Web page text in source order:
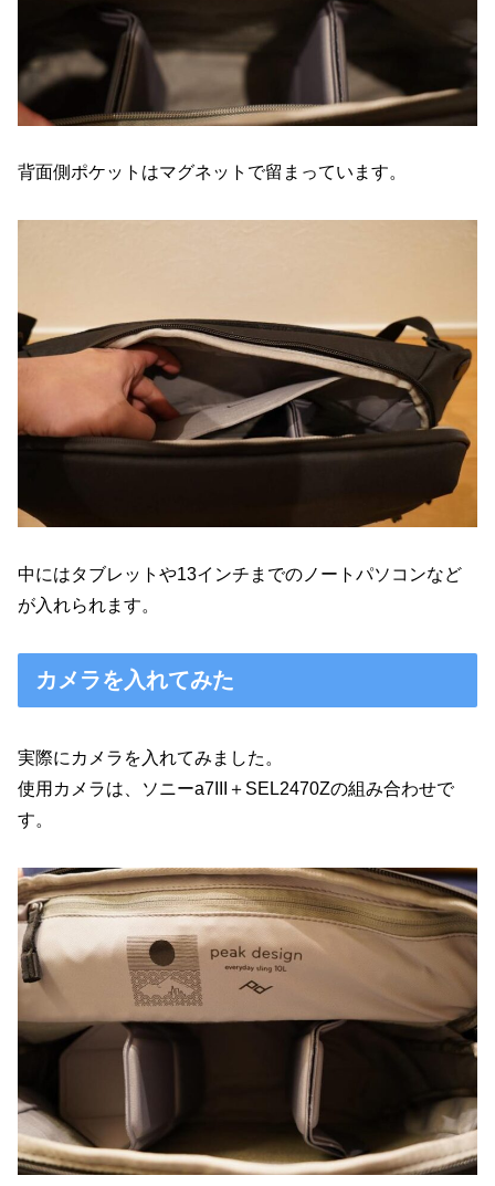
背面側ポケットはマグネットで留まっています。
中にはタブレットや13インチまでのノートパソコンなど
が入れられます。
カメラを入れてみた
実際にカメラを入れてみました。
使用カメラは、ソニーa7III＋SEL2470Zの組み合わせで
す。